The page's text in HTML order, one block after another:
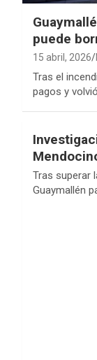
puede
15 abril, 2026
Tras el
pagos y
Tras superar
Guaymallén